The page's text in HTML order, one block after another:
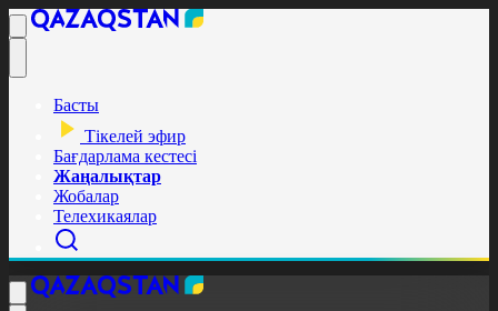
Басты
Тікелей эфир
Бағдарлама кестесі
Жаңалықтар
Жобалар
Телехикаялар